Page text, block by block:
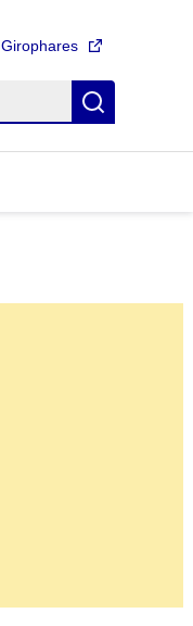
Girophares